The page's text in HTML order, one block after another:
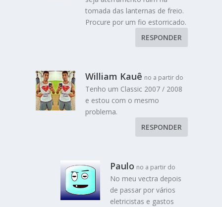
tomada das lanternas de freio.
Procure por um fio estorricado.
RESPONDER
William Kauê no a partir do
Tenho um Classic 2007 / 2008
e estou com o mesmo
problema.
RESPONDER
Paulo no a partir do
No meu vectra depois
de passar por vários
eletricistas e gastos